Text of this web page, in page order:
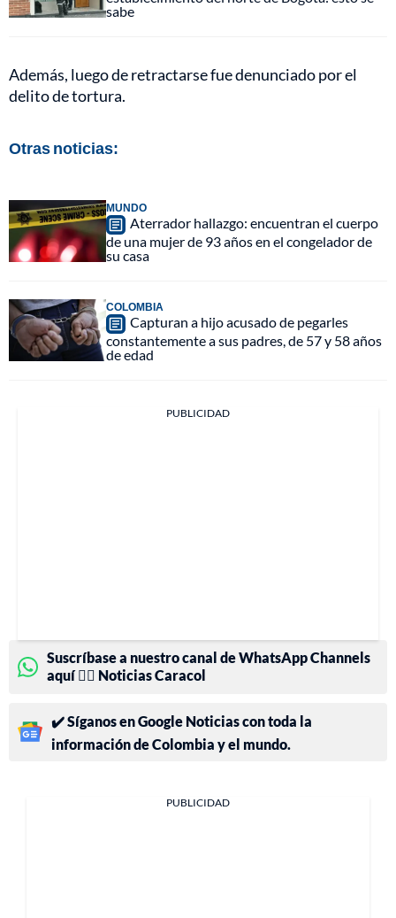
sabe
Además, luego de retractarse fue denunciado por el
delito de tortura.
Otras noticias:
MUNDO
Aterrador hallazgo: encuentran el cuerpo
de una mujer de 93 años en el congelador de
su casa
COLOMBIA
Capturan a hijo acusado de pegarles
constantemente a sus padres, de 57 y 58 años
de edad
PUBLICIDAD
Suscríbase a nuestro canal de WhatsApp Channels
aquí 👉🏻 Noticias Caracol
✔️ Síganos en Google Noticias con toda la
información de Colombia y el mundo.
PUBLICIDAD